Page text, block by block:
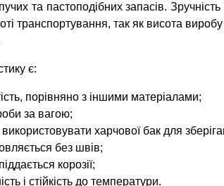
та пастоподібних запасів.
транспортування, так як висота
є:
порівняно з іншими матеріалами;
за вагою;
харчової бак для
без швів;
корозії;
і стійкість до температури.